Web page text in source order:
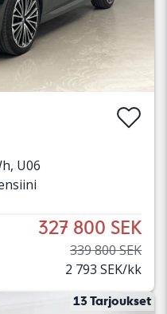
U06
327 800 SEK
339 800 SEK
2 793 SEK/kk
13 Tarjoukset